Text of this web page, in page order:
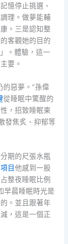
憶停止挑選、
理。做夢能輔
。三是認知整
客觀她的目的
。體驗，這一
要。
的惡夢。”孫偉
從睡眠中驚醒的
，招致睡眠東
發焦炙、抑郁等
期的尺張水瓶
目他感到一股
整夜睡眠比例
早晨睡眠時光是
。並且跟著年
，這是一個正